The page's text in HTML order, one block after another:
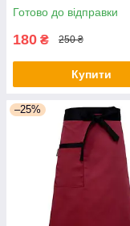
Готово до відправки
180 ₴ 250 ₴
Купити
–25%